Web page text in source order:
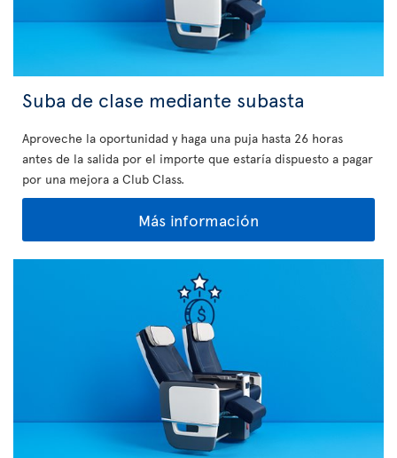
Suba de clase mediante subasta
Aproveche la oportunidad y haga una puja hasta 26 horas
antes de la salida por el importe que estaría dispuesto a pagar
por una mejora a Club Class.
Más información